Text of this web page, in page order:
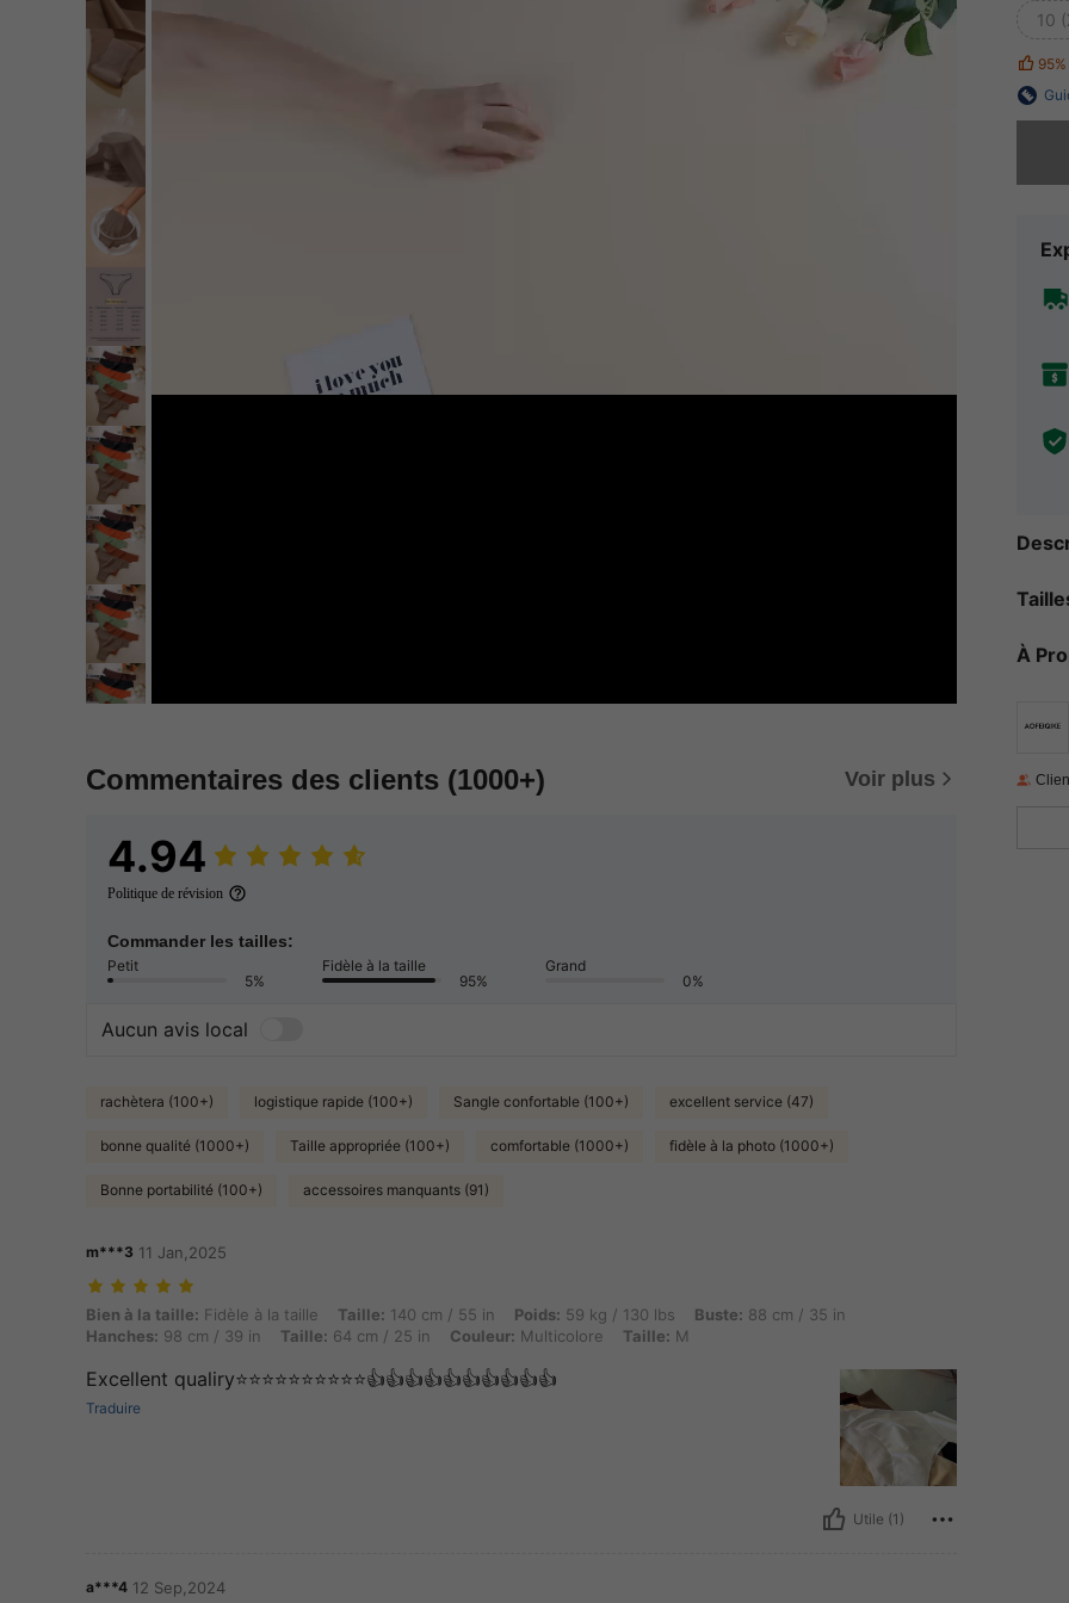
Commentaires des clients (1000+) Voir plus
4.94
Politique de révision
Commander les tailles:
Petit
5%
Fidèle à la taille
95%
Grand
0%
Aucun avis local
rachètera (100+) logistique rapide (100+) Sangle confortable (100+) excellent service (47)
bonne qualité (1000+) Taille appropriée (100+) comfortable (1000+) fidèle à la photo (1000+)
Bonne portabilité (100+) accessoires manquants (91)
m***3 11 Jan,2025
Bien à la taille: Fidèle à la taille, Taille: 140 cm / 55 in, Poids: 59 kg / 130 lbs, Buste: 88 cm / 35 in, Hanches: 98 cm / 39 in, Taille: 64 cm / 25 in,
Bien à la taille: Fidèle à la taille Taille: 140 cm / 55 in Poids: 59 kg / 130 lbs Buste: 88 cm / 35 in
Hanches: 98 cm / 39 in Taille: 64 cm / 25 in Couleur: Multicolore Taille: M
Excellent qualiry⭐️⭐️⭐️⭐️⭐️⭐️⭐️⭐️⭐️⭐️👍👍👍👍👍👍👍👍👍👍
Traduire
Utile (1)
a***4 12 Sep,2024
10
95%
À